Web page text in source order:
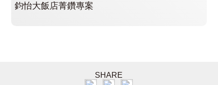
鈞怡大飯店菁鑽專案
SHARE